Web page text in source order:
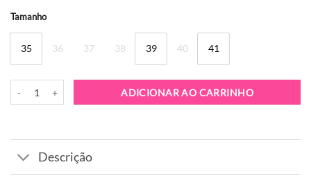
Tamanho
35 36 37 38 39 40 41
ADICIONAR AO CARRINHO
Alternative:
Descrição